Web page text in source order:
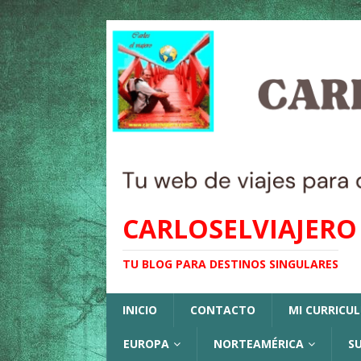
CARLOSELVIAJERO
TU BLOG PARA DESTINOS SINGULARES
INICIO CONTACTO MI
EUROPA NORTEAMÉRICA